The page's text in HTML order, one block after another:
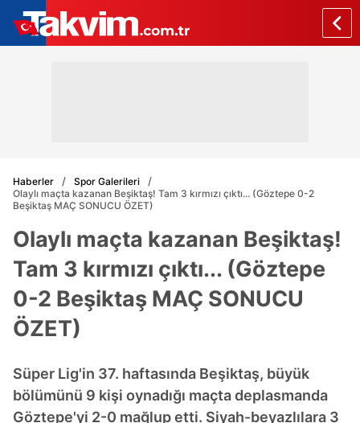
Haberler
Spor Galerileri
Olaylı maçta kazanan Beşiktaş! Tam 3 kırmızı çıktı... (Göztepe 0-2
Beşiktaş MAÇ SONUCU ÖZET)
Olaylı maçta kazanan Beşiktaş!
Tam 3 kırmızı çıktı... (Göztepe
0-2 Beşiktaş MAÇ SONUCU
ÖZET)
Süper Lig'in 37. haftasında Beşiktaş, büyük
bölümünü 9 kişi oynadığı maçta deplasmanda
Göztepe'yi 2-0 mağlup etti. Siyah-beyazlılara 3